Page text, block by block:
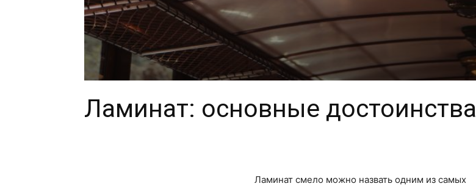
Ламинат: основные достоинства
Ламинат смело можно назвать одним из самых